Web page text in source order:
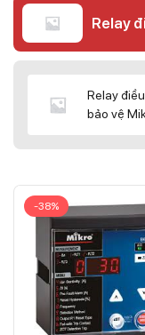
Relay
Relay
bảo vệ
-38%